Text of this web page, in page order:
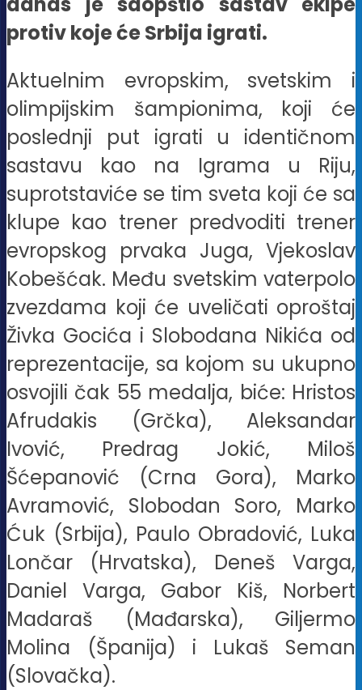
protiv koje će Srbija igrati.
Aktuelnim evropskim, svetskim i
olimpijskim šampionima, koji će
poslednji put igrati u identičnom
sastavu kao na Igrama u Riju,
suprotstaviće se tim sveta koji će sa
klupe kao trener predvoditi trener
evropskog prvaka Juga, Vjekoslav
Kobešćak. Među svetskim vaterpolo
zvezdama koji će uveličati oproštaj
Živka Gocića i Slobodana Nikića od
reprezentacije, sa kojom su ukupno
osvojili čak 55 medalja, biće: Hristos
Afrudakis (Grčka), Aleksandar
Ivović, Predrag Jokić, Miloš
Šćepanović (Crna Gora), Marko
Avramović, Slobodan Soro, Marko
Ćuk (Srbija), Paulo Obradović, Luka
Lončar (Hrvatska), Deneš Varga,
Daniel Varga, Gabor Kiš, Norbert
Madaraš (Mađarska), Giljermo
Molina (Španija) i Lukaš Seman
(Slovačka).